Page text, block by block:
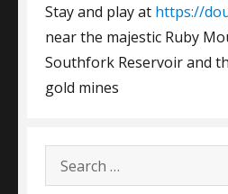
Stay and play at https://
near the majestic Ruby
Southfork Reservoir and
gold mines
Search
for: